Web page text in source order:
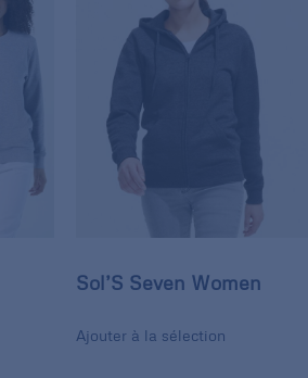
Sol’S Seven Women
Ajouter à la sélection